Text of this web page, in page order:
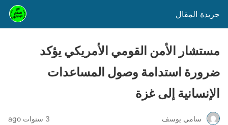
جريدة المقال
مستشار الأمن القومي الأمريكي يؤكد
ضرورة استدامة وصول المساعدات
الإنسانية إلى غزة
سامي يوسف 3 سنوات ago